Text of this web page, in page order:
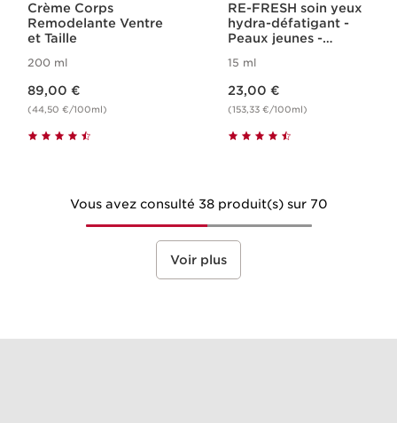
Crème Corps
Remodelante Ventre
et Taille
200 ml
89,00 €
(44,50 €/100ml)
RE-FRESH soin yeux
hydra-défatigant -
Peaux jeunes -
15 ml
23,00 €
(153,33 €/100ml)
Vous avez consulté 38 produit(s) sur 70
Voir plus